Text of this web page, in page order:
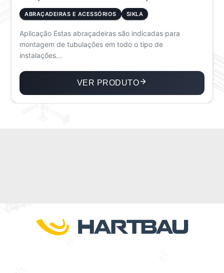
ABRAÇADEIRAS E ACESSÓRIOS SIKLA
Aplicação Estas abraçadeiras são indicadas para
montagem de tubulações em todo o tipo de
instalações...
VER PRODUTO